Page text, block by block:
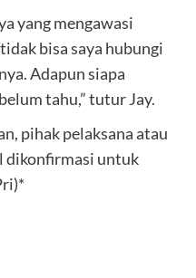
yang mengawasi
bisa saya hubungi
Adapun siapa
tahu,” tutur Jay.
pihak pelaksana atau
dikonfirmasi untuk